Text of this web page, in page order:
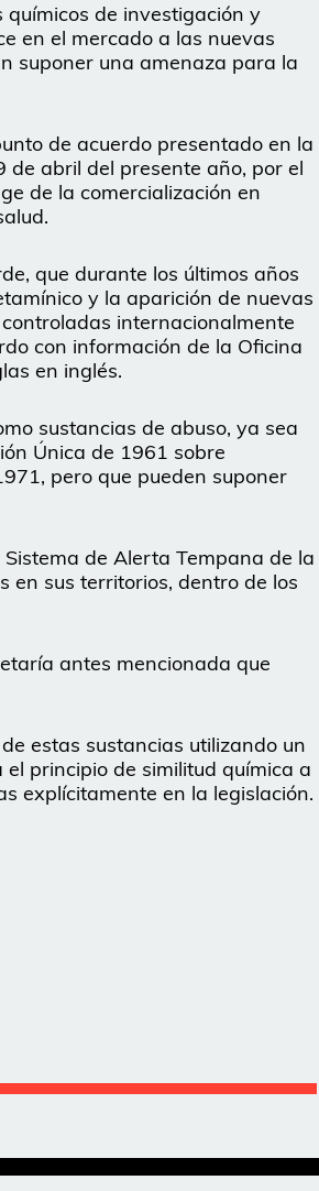
de investigación y
en el mercado a las nuevas
suponer una amenaza para la
de acuerdo presentado en la
de abril del presente año, por el
de la comercialización en
que durante los últimos años
y la aparición de nuevas
internacionalmente
con información de la Oficina
en inglés.
sustancias de abuso, ya sea
Única de 1961 sobre
pero que pueden suponer
de Alerta Tempana de la
en sus territorios, dentro de los
antes mencionada que
estas sustancias utilizando un
principio de similitud química a
explícitamente en la legislación.